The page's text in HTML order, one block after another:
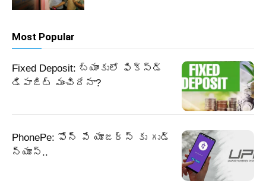
Most Popular
Fixed Deposit: బ్యాంకులో ఫిక్స్డ్
డిపాజిట్ మంచిదేనా?
PhonePe: ఫోన్ పే యూజర్స్ కు గుడ్
న్యూస్..